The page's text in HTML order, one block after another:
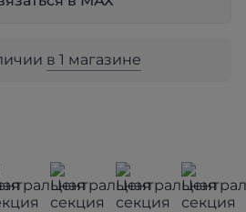
в 1 магазине